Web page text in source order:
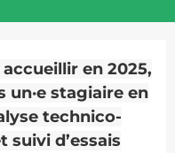
en 2025,
un·e stagiaire en
technico-
suivi d’essais